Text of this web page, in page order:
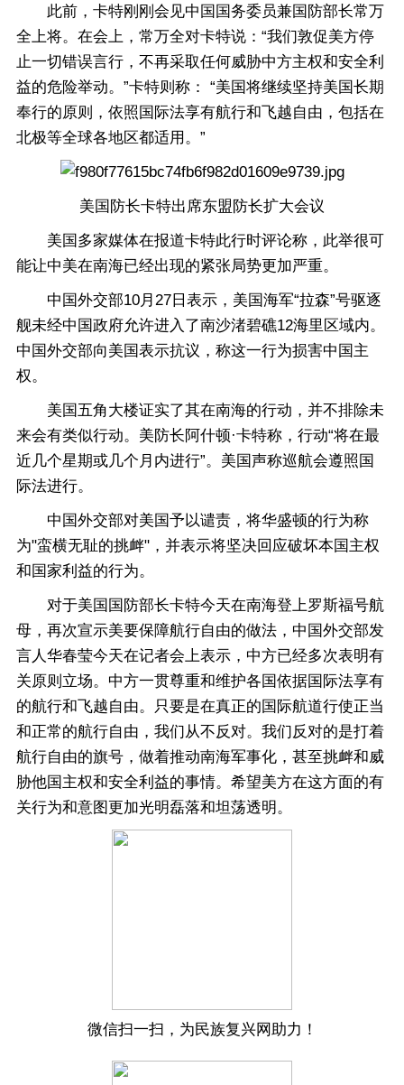
此前，卡特刚刚会见中国国务委员兼国防部长常万
全上将。在会上，常万全对卡特说：“我们敦促美方停
止一切错误言行，不再采取任何威胁中方主权和安全利
益的危险举动。”卡特则称： “美国将继续坚持美国长期
奉行的原则，依照国际法享有航行和飞越自由，包括在
北极等全球各地区都适用。”
美国防长卡特出席东盟防长扩大会议
美国多家媒体在报道卡特此行时评论称，此举很可
能让中美在南海已经出现的紧张局势更加严重。
中国外交部10月27日表示，美国海军“拉森”号驱逐
舰未经中国政府允许进入了南沙渚碧礁12海里区域内。
中国外交部向美国表示抗议，称这一行为损害中国主
权。
美国五角大楼证实了其在南海的行动，并不排除未
来会有类似行动。美防长阿什顿·卡特称，行动“将在最
近几个星期或几个月内进行”。美国声称巡航会遵照国
际法进行。
中国外交部对美国予以谴责，将华盛顿的行为称
为"蛮横无耻的挑衅"，并表示将坚决回应破坏本国主权
和国家利益的行为。
对于美国国防部长卡特今天在南海登上罗斯福号航
母，再次宣示美要保障航行自由的做法，中国外交部发
言人华春莹今天在记者会上表示，中方已经多次表明有
关原则立场。中方一贯尊重和维护各国依据国际法享有
的航行和飞越自由。只要是在真正的国际航道行使正当
和正常的航行自由，我们从不反对。我们反对的是打着
航行自由的旗号，做着推动南海军事化，甚至挑衅和威
胁他国主权和安全利益的事情。希望美方在这方面的有
关行为和意图更加光明磊落和坦荡透明。
微信扫一扫，为民族复兴网助力！